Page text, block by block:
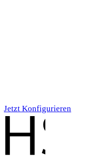
Jetzt Konfigurieren